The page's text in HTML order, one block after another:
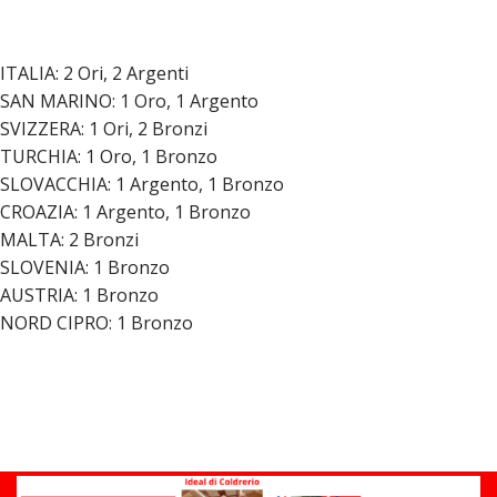
ITALIA: 2 Ori, 2 Argenti
SAN MARINO: 1 Oro, 1 Argento
SVIZZERA: 1 Ori, 2 Bronzi
TURCHIA: 1 Oro, 1 Bronzo
SLOVACCHIA: 1 Argento, 1 Bronzo
CROAZIA: 1 Argento, 1 Bronzo
MALTA: 2 Bronzi
SLOVENIA: 1 Bronzo
AUSTRIA: 1 Bronzo
NORD CIPRO: 1 Bronzo